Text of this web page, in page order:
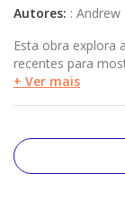
Autores: : Andrew
Esta obra explora
recentes para
diversos sistemas
+ Ver mais